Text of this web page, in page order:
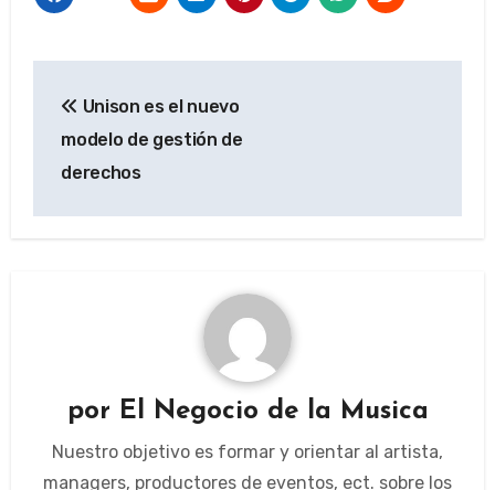
de
entradas
Unison es el nuevo
modelo de gestión de
derechos
por El Negocio de la Musica
Nuestro objetivo es formar y orientar al artista,
managers, productores de eventos, ect. sobre los